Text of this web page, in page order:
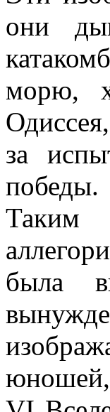
они
морю,
за
победы.
Таким
была
юношей,